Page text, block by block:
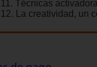
11. Técnicas
12. La creatividad, un